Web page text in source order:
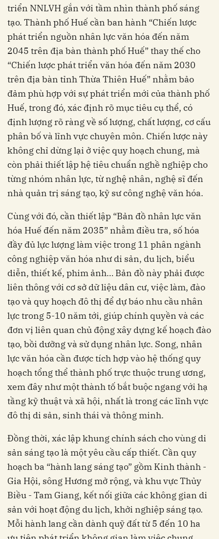
triển NNLVH gắn với tầm nhìn thành phố sáng
tạo. Thành phố Huế cần ban hành “Chiến lược
phát triển nguồn nhân lực văn hóa đến năm
2045 trên địa bàn thành phố Huế” thay thế cho
“Chiến lược phát triển văn hóa đến năm 2030
trên địa bàn tỉnh Thừa Thiên Huế” nhằm bảo
đảm phù hợp với sự phát triển mới của thành phố
Huế, trong đó, xác định rõ mục tiêu cụ thể, có
định lượng rõ ràng về số lượng, chất lượng, cơ cấu
phân bố và lĩnh vực chuyên môn. Chiến lược này
không chỉ dừng lại ở việc quy hoạch chung, mà
còn phải thiết lập hệ tiêu chuẩn nghề nghiệp cho
từng nhóm nhân lực, từ nghệ nhân, nghệ sĩ đến
nhà quản trị sáng tạo, kỹ sư công nghệ văn hóa.
Cùng với đó, cần thiết lập “Bản đồ nhân lực văn
hóa Huế đến năm 2035” nhằm điều tra, số hóa
đầy đủ lực lượng làm việc trong 11 phân ngành
công nghiệp văn hóa như di sản, du lịch, biểu
diễn, thiết kế, phim ảnh… Bản đồ này phải được
liên thông với cơ sở dữ liệu dân cư, việc làm, đào
tạo và quy hoạch đô thị để dự báo nhu cầu nhân
lực trong 5-10 năm tới, giúp chính quyền và các
đơn vị liên quan chủ động xây dựng kế hoạch đào
tạo, bồi dưỡng và sử dụng nhân lực. Song, nhân
lực văn hóa cần được tích hợp vào hệ thống quy
hoạch tổng thể thành phố trực thuộc trung ương,
xem đây như một thành tố bắt buộc ngang với hạ
tầng kỹ thuật và xã hội, nhất là trong các lĩnh vực
đô thị di sản, sinh thái và thông minh.
Đồng thời, xác lập khung chính sách cho vùng di
sản sáng tạo là một yêu cầu cấp thiết. Cần quy
hoạch ba “hành lang sáng tạo” gồm Kinh thành -
Gia Hội, sông Hương mở rộng, và khu vực Thủy
Biều - Tam Giang, kết nối giữa các không gian di
sản với hoạt động du lịch, khởi nghiệp sáng tạo.
Mỗi hành lang cần dành quỹ đất từ 5 đến 10 ha